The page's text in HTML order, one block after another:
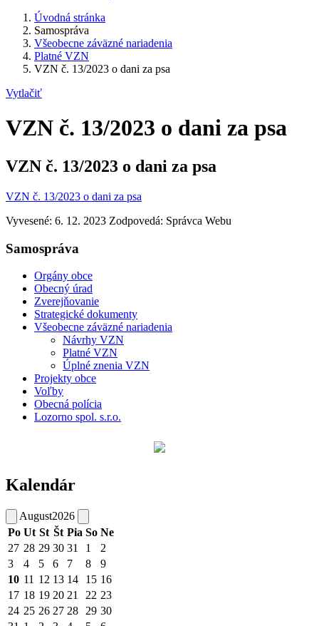
Úvodná stránka
Samospráva
Všeobecne záväzné nariadenia
Platné VZN
VZN č. 13/2023 o dani za psa
Vytlačiť
VZN č. 13/2023 o dani za psa
VZN č. 13/2023 o dani za psa
VZN č. 13/2023 o dani za psa
Vyvesené: 6. 12. 2023 Zodpovedá: Správca Webu
Samospráva
Orgány obce
Obecný úrad
Zverejňovanie
Strategické dokumenty
Všeobecne záväzné nariadenia
Návrhy VZN
Platné VZN
Úplné znenia VZN
Projekty obce
Voľby
Obecná polícia
Lozorno spol. s.r.o.
Kalendár
August2026
Po Ut St Št Pia So Ne
27 28 29 30 31 1
2
3
4 5 6 7 8
9
10 11 12 13 14 15 16
17 18 19 20 21 22 23
24 25 26 27 28 29 30